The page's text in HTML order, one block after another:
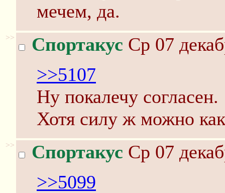
мечем, да.
>> Спортакус Ср 07
>>5107
Ну покалечу согласен.
Хотя силу ж можно
>> Спортакус Ср 07
>>5099